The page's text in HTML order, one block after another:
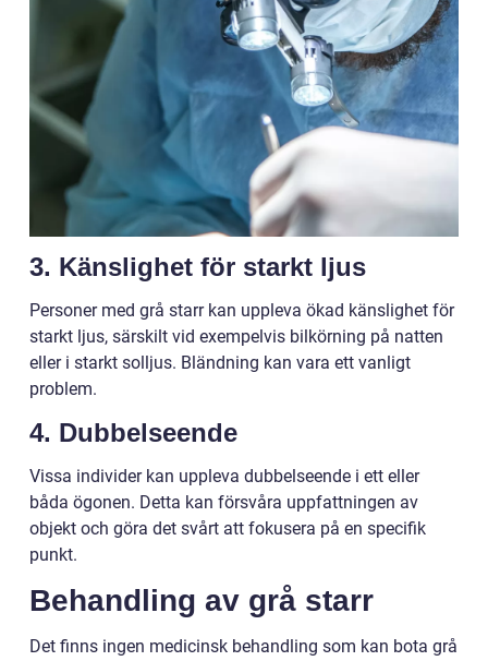
3. Känslighet för starkt ljus
Personer med grå starr kan uppleva ökad känslighet för
starkt ljus, särskilt vid exempelvis bilkörning på natten
eller i starkt solljus. Bländning kan vara ett vanligt
problem.
4. Dubbelseende
Vissa individer kan uppleva dubbelseende i ett eller
båda ögonen. Detta kan försvåra uppfattningen av
objekt och göra det svårt att fokusera på en specifik
punkt.
Behandling av grå starr
Det finns ingen medicinsk behandling som kan bota grå